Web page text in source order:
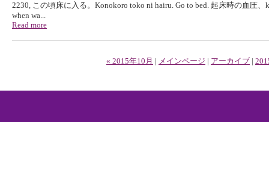
2230, この頃床に入る。Konokoro toko ni hairu. Go to bed. 起床時の血圧、
when wa...
Read more
« 2015年10月 | メインページ | アーカイブ |